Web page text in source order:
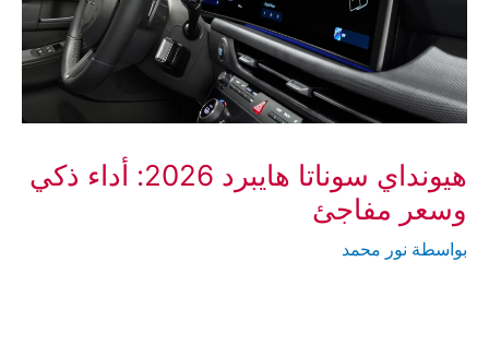
هيونداي سوناتا هايبرد 2026: أداء ذكي
وسعر مفاجئ
بواسطة نور محمد